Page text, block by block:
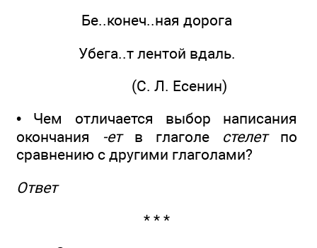
Бе..конеч..ная дорога
Убега..т лентой вдаль.
(С. Л. Есенин)
• Чем отличается выбор написания
окончания -етв глаголе стелет по
сравнению с другими глаголами?
Ответ
* * *